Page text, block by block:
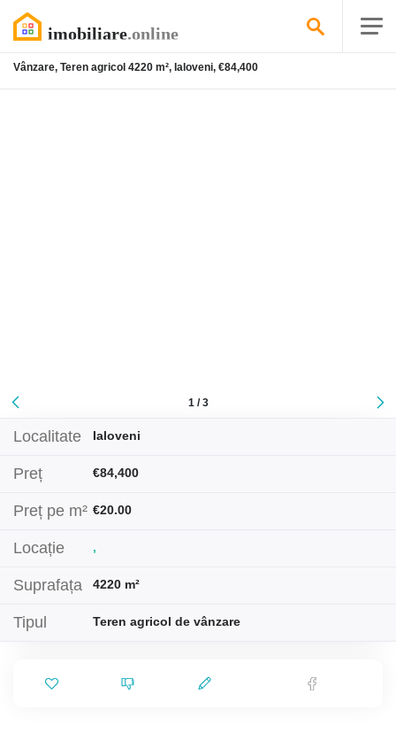
Vânzare, Teren agricol 4220 m², Ialoveni, €84,400
1 / 3
Localitate Ialoveni
Preț €84,400
Preț pe m² €20.00
Locație ,
Suprafața 4220 m²
Tipul Teren agricol de vânzare